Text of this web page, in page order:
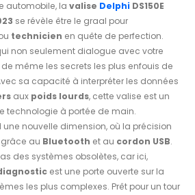
automobile, la valise Delphi DS150E
se révèle être le graal pour
technicien en quête de perfection.
non seulement dialogue avec votre
même les secrets les plus enfouis de
sa capacité à interpréter les données
aux poids lourds, cette valise est un
technologie à portée de main.
nouvelle dimension, où la précision
au Bluetooth et au cordon USB.
des systèmes obsolètes, car ici,
est une porte ouverte sur la
les plus complexes. Prêt pour un tour